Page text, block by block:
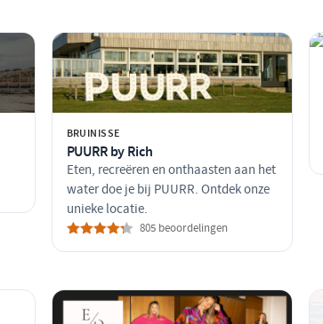
BRUINISSE
PUURR by Rich
Eten, recreëren en onthaasten aan het
water doe je bij PUURR. Ontdek onze
unieke locatie.
805 beoordelingen